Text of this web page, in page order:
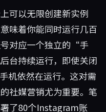
可以无限创建新实例
味着你能同时运行几百
对应一个独立的“手
台持续运行，即使关闭
机依然在运行。这对需
社媒营销尤为重要。笔
了80个Instagram账